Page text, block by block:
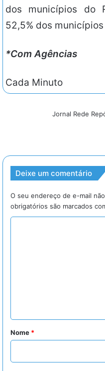
dos municípios do
52,5% dos
*Com Agências
Cada Minuto
Jornal Rede
Deixe um comentário
O seu endereço de e-mail
obrigatórios são marcados
r
i
o
Nome *